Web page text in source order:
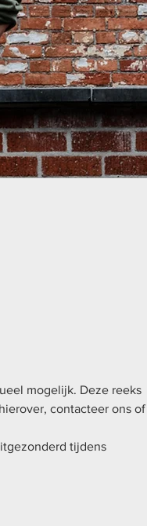
mogelijk. Deze reeks
contacteer ons of
tijdens